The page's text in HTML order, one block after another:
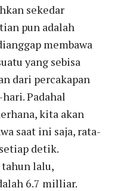
sekedar
pun adalah
membawa
yang sebisa
dari percakapan
Padahal
kita akan
saat ini saja, rata-
detik.
tahun lalu,
6.7 milliar.